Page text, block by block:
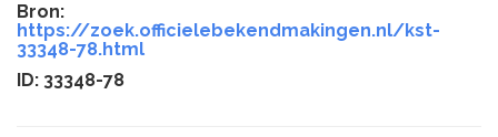
Bron:
https://zoek.officielebekendmakingen.nl/kst-
33348-78.html
ID: 33348-78